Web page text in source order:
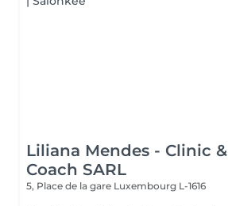
Liliana Mendes - Clinic &
Coach SARL
5, Place de la gare Luxembourg L-1616